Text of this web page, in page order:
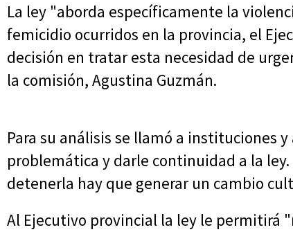
La ley "aborda específicamente la
femicidio ocurridos en la provincia, el
decisión en tratar esta necesidad de
la comisión, Agustina Guzmán.
Para su análisis se llamó a instituciones
problemática y darle continuidad a la
detenerla hay que generar un cambio
Al Ejecutivo provincial la ley le permitirá